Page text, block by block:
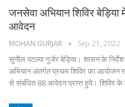
जनसेवा अभियान शिविर
आवेदन
MOHAN GURJAR Sep 21, 2022
सुनील पटल्या गुर्जर बेड़िया। शासन के
अभियान अंतर्गत प्रथम शिविर का
से संबंधित 88 आवेदन प्राप्त हुये। शिविर